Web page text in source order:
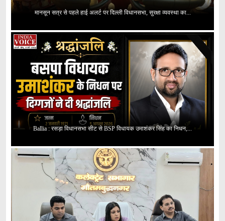
मानसून सत्र से पहले हाई अलर्ट पर दिल्ली विधानसभा, सुरक्षा व्यवस्था का...
Ballia : रसड़ा विधानसभा सीट से BSP विधायक उमाशंकर सिंह का निधन,...